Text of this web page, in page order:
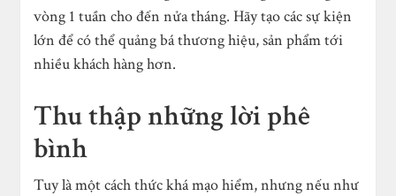
vòng 1 tuần cho đến nửa tháng. Hãy tạo các sự kiện
lớn để có thể quảng bá thương hiệu, sản phẩm tới
nhiều khách hàng hơn.
Thu thập những lời phê
bình
Tuy là một cách thức khá mạo hiểm, nhưng nếu như